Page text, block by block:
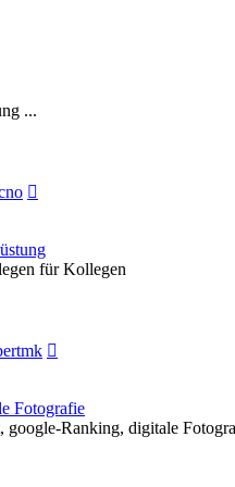
...
für Kollegen
Fotografie
google-Ranking, digitale